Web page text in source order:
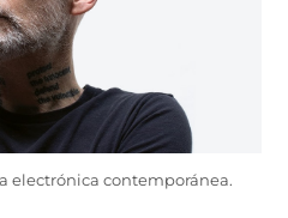
electrónica contemporánea.